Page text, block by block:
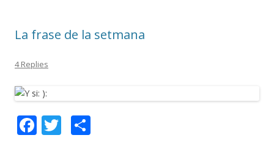
k ix
La frase de la setmana
4 Replies
F T